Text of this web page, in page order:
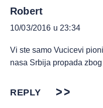
Robert
10/03/2016 u 23:34
Vi ste samo Vucicevi
nasa Srbija propada
REPLY